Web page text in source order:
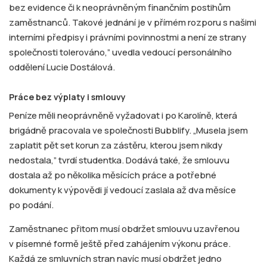
bez evidence či k neoprávněným finančním postihům
zaměstnanců. Takové jednání je v přímém rozporu s našimi
interními předpisy i právními povinnostmi a není ze strany
společnosti tolerováno,” uvedla vedoucí personálního
oddělení Lucie Dostálová.
Práce bez výplaty i smlouvy
Peníze měli neoprávněně vyžadovat i po Karolíně, která
brigádně pracovala ve společnosti Bubblify. „Musela jsem
zaplatit pět set korun za zástěru, kterou jsem nikdy
nedostala,” tvrdí studentka. Dodává také, že smlouvu
dostala až po několika měsících práce a potřebné
dokumenty k výpovědi jí vedoucí zaslala až dva měsíce
po podání.
Zaměstnanec přitom musí obdržet smlouvu uzavřenou
v písemné formě ještě před zahájením výkonu práce.
Každá ze smluvních stran navíc musí obdržet jedno